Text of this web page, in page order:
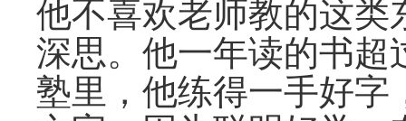
他不喜欢老师教的这类
深思。他一年读的书超
塾里，他练得一手好字